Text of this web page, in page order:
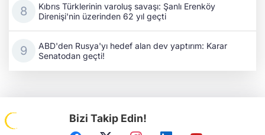
Kıbrıs Türklerinin varoluş savaşı: Şanlı Erenköy
Direnişi'nin üzerinden 62 yıl geçti
ABD'den Rusya'yı hedef alan dev yaptırım: Karar
Senatodan geçti!
Bizi Takip Edin!